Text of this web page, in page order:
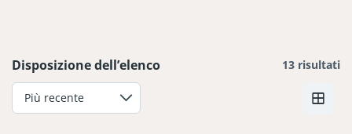
Disposizione dell’elenco 13 risultati